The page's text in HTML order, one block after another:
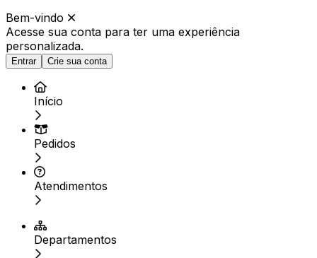
Bem-vindo
Acesse sua conta para ter uma experiência
personalizada.
Entrar Crie sua conta
Início
Pedidos
Atendimentos
Departamentos